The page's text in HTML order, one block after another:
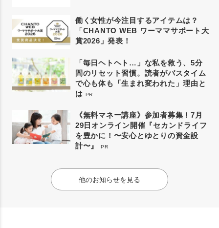
働く女性が今注目するアイテムは？
「CHANTO WEB ワーママサポート大
賞2026」発表！
「毎日ヘトヘト…」な私を救う、5分
間のリセット習慣。読者がバスタイム
で心も体も「生まれ変われた」理由と
は PR
《無料マネー講座》参加者募集！7月
29日オンライン開催『セカンドライフ
を豊かに！〜安心とゆとりの資金設
計〜』
PR
他のお知らせを見る